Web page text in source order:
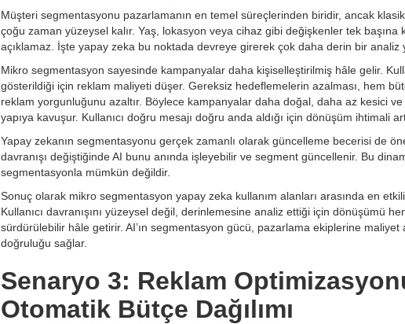
Müşteri segmentasyonu pazarlamanın en temel süreçlerinden biridir, ancak
çoğu zaman yüzeysel kalır. Yaş, lokasyon veya cihaz gibi değişkenler tek başına
açıklamaz. İşte yapay zeka bu noktada devreye girerek çok daha derin bir analiz
Mikro segmentasyon sayesinde kampanyalar daha kişiselleştirilmiş hâle gelir.
gösterildiği için reklam maliyeti düşer. Gereksiz hedeflemelerin azalması, hem
reklam yorgunluğunu azaltır. Böylece kampanyalar daha doğal, daha az kesici
yapıya kavuşur. Kullanıcı doğru mesajı doğru anda aldığı için dönüşüm ihtimali
Yapay zekanın segmentasyonu gerçek zamanlı olarak güncelleme becerisi de
davranışı değiştiğinde AI bunu anında işleyebilir ve segment güncellenir. Bu
segmentasyonla mümkün değildir.
Sonuç olarak mikro segmentasyon yapay zeka kullanım alanları arasında en
Kullanıcı davranışını yüzeysel değil, derinlemesine analiz ettiği için dönüşümü
sürdürülebilir hâle getirir. AI’ın segmentasyon gücü, pazarlama ekiplerine maliyet
doğruluğu sağlar.
Senaryo 3: Reklam
Otomatik Bütçe Dağılımı